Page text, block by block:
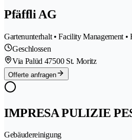
Pfäffli AG
Gartenunterhalt • Facility Management
Geschlossen
Via Palüd 47500 St. Moritz
Offerte anfragen
IMPRESA PULIZIE
Gebäudereinigung